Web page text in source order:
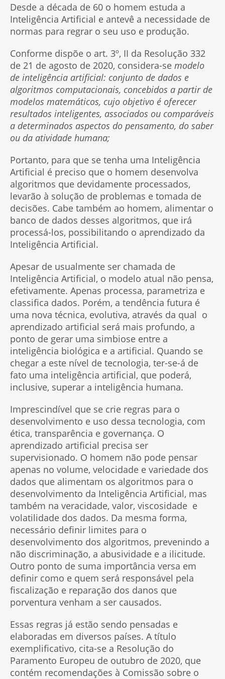
Desde a década de 60 o homem estuda a
Inteligência Artificial e antevê a necessidade de
normas para regrar o seu uso e produção.
Conforme dispõe o art. 3º, II da Resolução 332
de 21 de agosto de 2020, considera-se modelo
de inteligência artificial: conjunto de dados e
algoritmos computacionais, concebidos a partir de
modelos matemáticos, cujo objetivo é oferecer
resultados inteligentes, associados ou comparáveis
a determinados aspectos do pensamento, do saber
ou da atividade humana;
Portanto, para que se tenha uma Inteligência
Artificial é preciso que o homem desenvolva
algoritmos que devidamente processados,
levarão à solução de problemas e tomada de
decisões. Cabe também ao homem, alimentar o
banco de dados desses algoritmos, que irá
processá-los, possibilitando o aprendizado da
Inteligência Artificial.
Apesar de usualmente ser chamada de
Inteligência Artificial, o modelo atual não pensa,
efetivamente. Apenas processa, parametriza e
classifica dados. Porém, a tendência futura é
uma nova técnica, evolutiva, através da qual o
aprendizado artificial será mais profundo, a
ponto de gerar uma simbiose entre a
inteligência biológica e a artificial. Quando se
chegar a este nível de tecnologia, ter-se-á de
fato uma inteligência artificial, que poderá,
inclusive, superar a inteligência humana.
Imprescindível que se crie regras para o
desenvolvimento e uso dessa tecnologia, com
ética, transparência e governança. O
aprendizado artificial precisa ser
supervisionado. O homem não pode pensar
apenas no volume, velocidade e variedade dos
dados que alimentam os algoritmos para o
desenvolvimento da Inteligência Artificial, mas
também na veracidade, valor, viscosidade e
volatilidade dos dados. Da mesma forma,
necessário definir limites para o
desenvolvimento dos algoritmos, prevenindo a
não discriminação, a abusividade e a ilicitude.
Outro ponto de suma importância versa em
definir como e quem será responsável pela
fiscalização e reparação dos danos que
porventura venham a ser causados.
Essas regras já estão sendo pensadas e
elaboradas em diversos países. A título
exemplificativo, cita-se a Resolução do
Paramento Europeu de outubro de 2020, que
contém recomendações à Comissão sobre o